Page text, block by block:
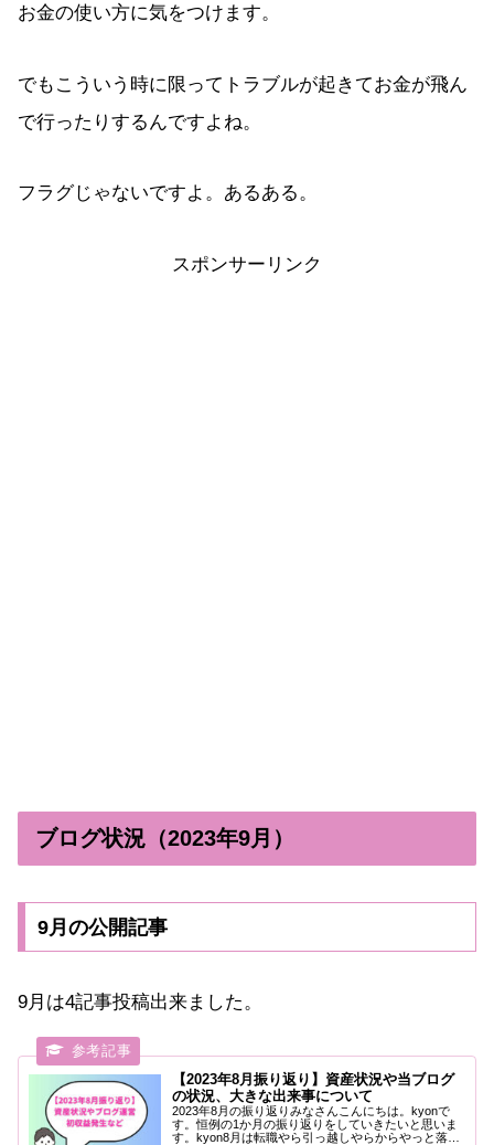
お金の使い方に気をつけます。
でもこういう時に限ってトラブルが起きてお金が飛ん
で行ったりするんですよね。
フラグじゃないですよ。あるある。
スポンサーリンク
ブログ状況（2023年9月）
9月の公開記事
9月は4記事投稿出来ました。
【2023年8月振り返り】資産状況や当ブログ
の状況、大きな出来事について
2023年8月の振り返りみなさんこんにちは。kyonで
す。恒例の1か月の振り返りをしていきたいと思いま
す。kyon8月は転職やら引っ越しやらからやっと落ち